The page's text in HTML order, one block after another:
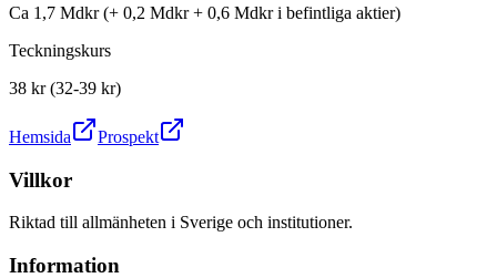
Ca 1,7 Mdkr (+ 0,2 Mdkr + 0,6 Mdkr i befintliga aktier)
Teckningskurs
38 kr (32-39 kr)
Hemsida Prospekt
Villkor
Riktad till allmänheten i Sverige och institutioner.
Information